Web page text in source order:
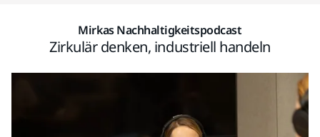
Mirkas Nachhaltigkeitspodcast
Zirkulär denken, industriell handeln​